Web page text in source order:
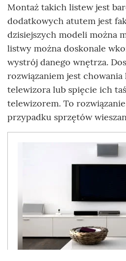
Montaż takich listew jest
dodatkowych atutem jest
dzisiejszych modeli można
listwy można doskonale
wystrój danego wnętrza.
rozwiązaniem jest chowania
telewizora lub spięcie ich
telewizorem. To
przypadku sprzętów